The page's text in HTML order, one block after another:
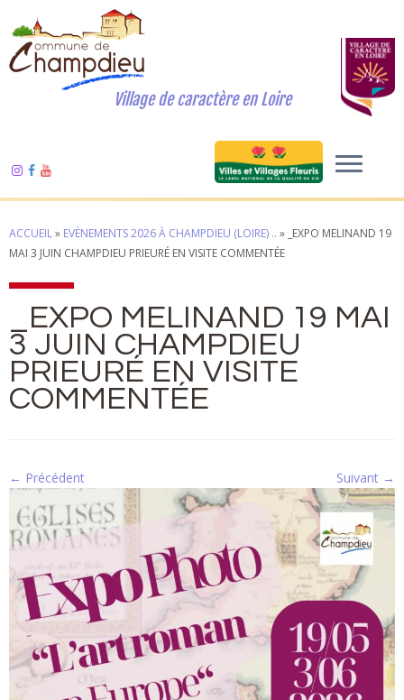
Village de caractère en Loire
ACCUEIL» EVÈNEMENTS 2026 À CHAMPDIEU (LOIRE) .. » _EXPO MELINAND 19
MAI 3 JUIN CHAMPDIEU PRIEURÉ EN VISITE COMMENTÉE
_EXPO MELINAND 19 MAI
3 JUIN CHAMPDIEU
PRIEURÉ EN VISITE
COMMENTÉE
← Précédent Suivant →